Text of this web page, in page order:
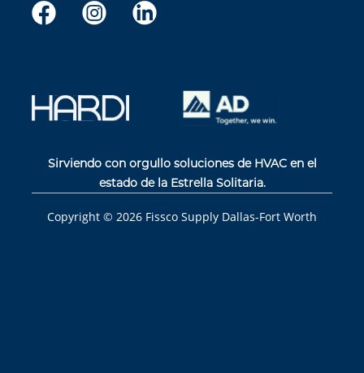
Sirviendo con orgullo soluciones de HVAC en el
estado de la Estrella Solitaria.
Copyright © 2026 Fissco Supply Dallas-Fort Worth